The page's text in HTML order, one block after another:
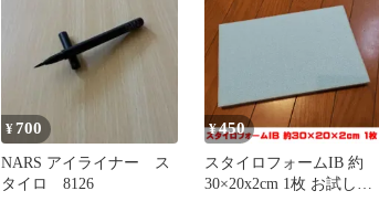
¥700
NARS アイライナー ス
タイロ 8126
¥450
スタイロフォームIB 約
30×20x2cm 1枚 お試しサ